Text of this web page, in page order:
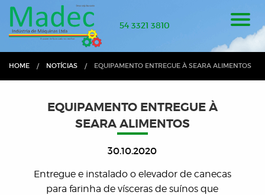
54 3321 3810
HOME NOTÍCIAS CURRENT:
EQUIPAMENTO ENTREGUE À SEARA ALIMENTOS
EQUIPAMENTO ENTREGUE À
SEARA ALIMENTOS
30.10.2020
Entregue e instalado o elevador de canecas
para farinha de vísceras de suínos que